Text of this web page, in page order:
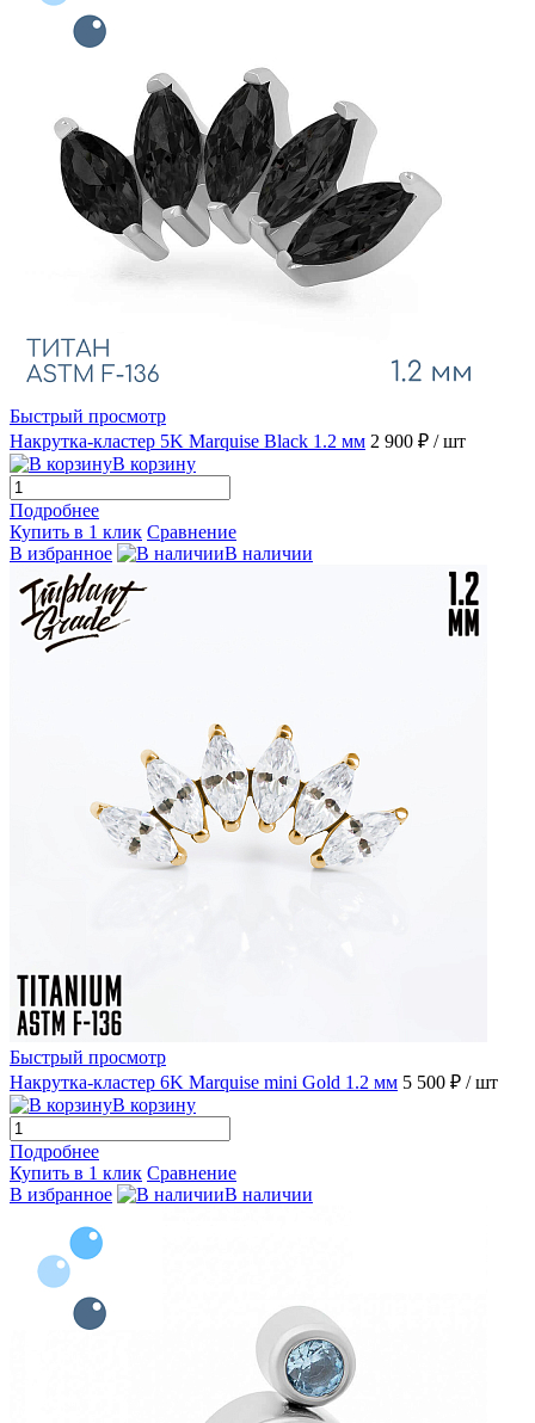
Быстрый просмотр
Накрутка-кластер 5K Marquise Black 1.2 мм 2 900 ₽ / шт
В корзину
Подробнее
Купить в 1 клик Сравнение
В избранное
В наличии
Быстрый просмотр
Накрутка-кластер 6K Marquise mini Gold 1.2 мм 5 500 ₽ / шт
В корзину
Подробнее
Купить в 1 клик Сравнение
В избранное
В наличии